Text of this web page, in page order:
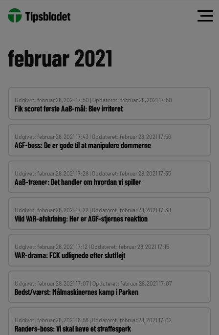
februar 2021
Udgivet: februar 28, 2021 17:50 | Opdateret: februar 28, 2021 17:50
Fik scoret første AaB-mål: Blev irriteret
Udgivet: februar 28, 2021 17:43 | Opdateret: februar 28, 2021 17:56
AGF-boss: De er gode til at manipulere dommerne
Udgivet: februar 28, 2021 17:28 | Opdateret: februar 28, 2021 17:35
AaB-træner: Det handler om hvordan vi spiller
Udgivet: februar 28, 2021 17:22 | Opdateret: februar 28, 2021 17:38
Vild VAR-afslutning: Her er AGF-stjernes reaktion
Udgivet: februar 28, 2021 17:12 | Opdateret: februar 28, 2021 17:15
VAR-drama: FCK udlignede efter slutfløjt
Udgivet: februar 28, 2021 17:07 | Opdateret: februar 28, 2021 17:07
Bedst/værst: Målmaskinernes kamp i Parken
Udgivet: februar 28, 2021 16:56 | Opdateret: februar 28, 2021 17:02
Randers-boss: Vi skal have et straffespark